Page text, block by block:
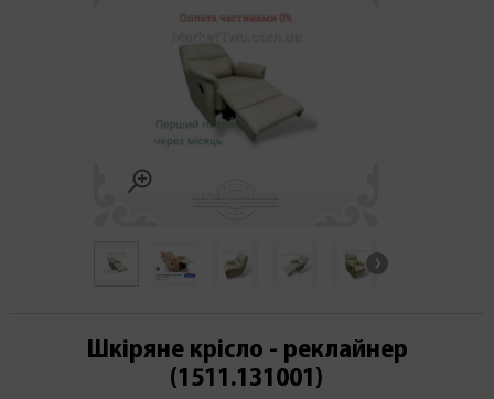
Шкіряне крісло - реклайнер
(1511.131001)